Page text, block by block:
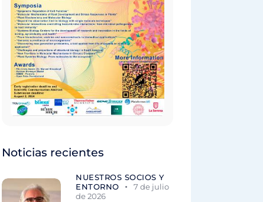
Noticias recientes
NUESTROS SOCIOS Y
ENTORNO
7 de julio
de 2026